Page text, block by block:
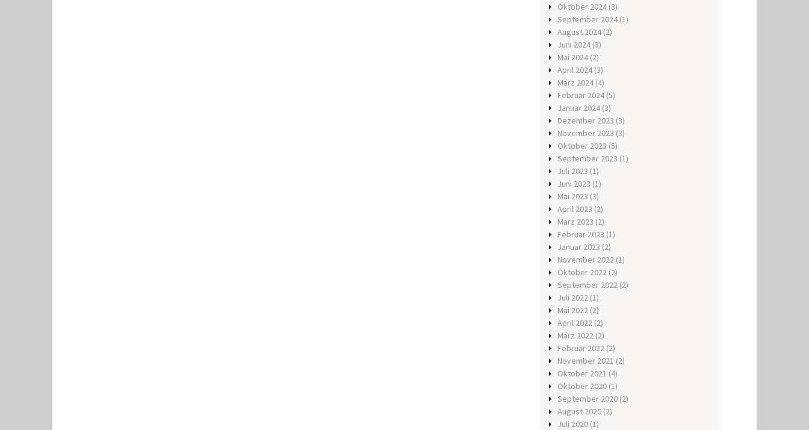
Oktober 2024 (3)
September 2024 (1)
August 2024 (2)
Juni 2024 (3)
Mai 2024 (2)
April 2024 (3)
März 2024 (4)
Februar 2024 (5)
Januar 2024 (3)
Dezember 2023 (3)
November 2023 (3)
Oktober 2023 (5)
September 2023 (1)
Juli 2023 (1)
Juni 2023 (1)
Mai 2023 (3)
April 2023 (2)
März 2023 (2)
Februar 2023 (1)
Januar 2023 (2)
November 2022 (1)
Oktober 2022 (2)
September 2022 (2)
Juli 2022 (1)
Mai 2022 (2)
April 2022 (2)
März 2022 (2)
Februar 2022 (2)
November 2021 (2)
Oktober 2021 (4)
Oktober 2020 (1)
September 2020 (2)
August 2020 (2)
Juli 2020 (1)